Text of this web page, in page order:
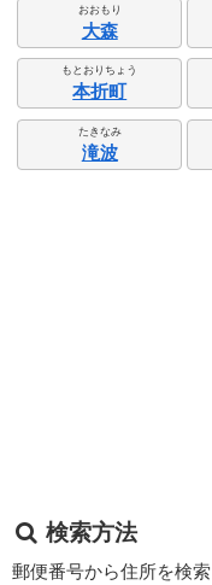
おおもり
大森
もとおりちょう
本折町
たきなみ
滝波
検索方法
郵便番号から住所を検